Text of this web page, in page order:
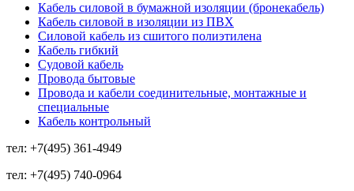
Кабель силовой в бумажной изоляции (бронекабель)
Кабель силовой в изоляции из ПВХ
Силовой кабель из сшитого полиэтилена
Кабель гибкий
Судовой кабель
Провода бытовые
Провода и кабели соединительные, монтажные и
специальные
Кабель контрольный
тел: +7(495) 361-4949
тел: +7(495) 740-0964